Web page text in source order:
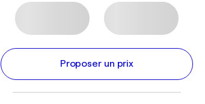
Proposer un prix